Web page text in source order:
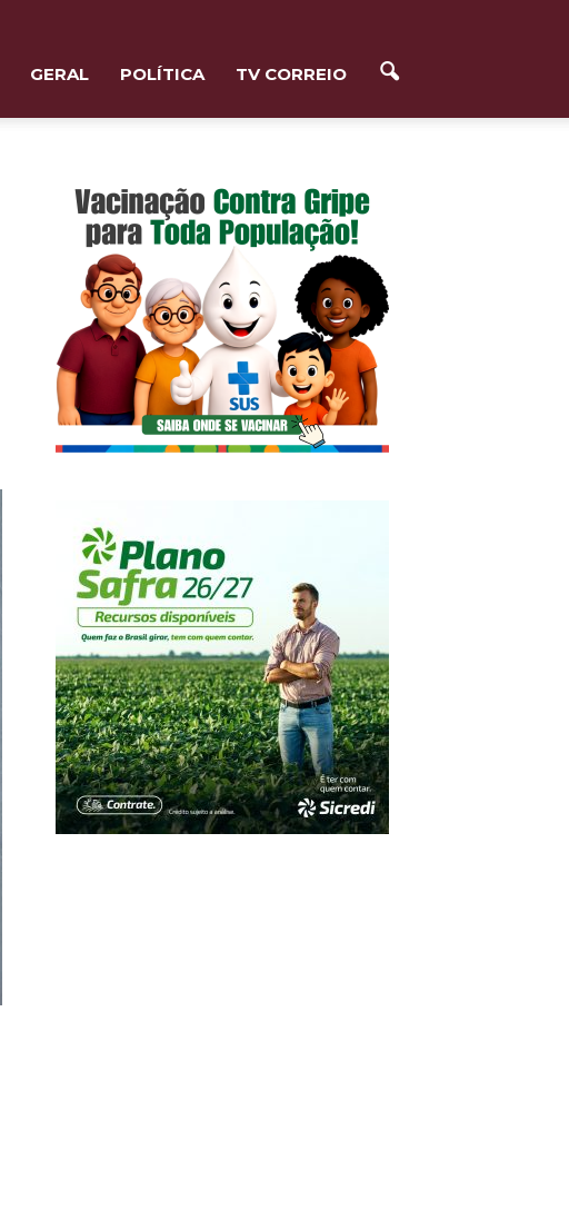
GERAL POLÍTICA TV CORREIO